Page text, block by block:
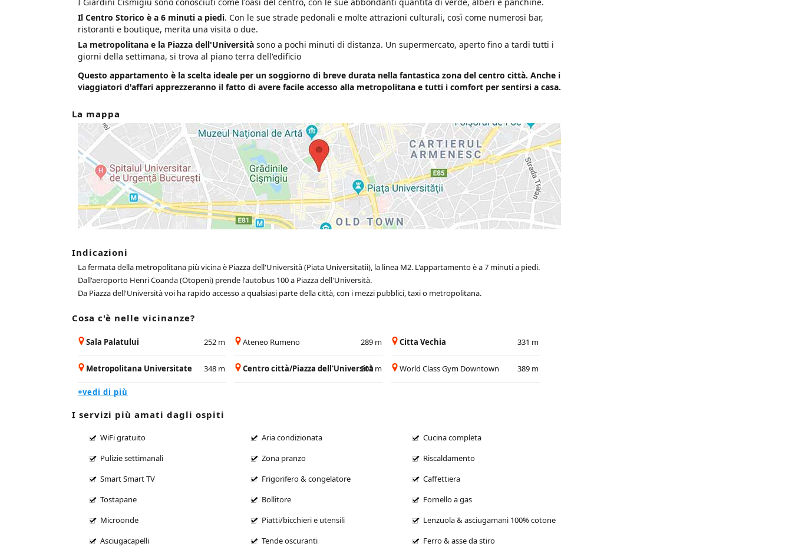
Il Centro Storico è a 6 minuti a piedi. Con le sue strade pedonali e molte attrazioni culturali, così come numerosi bar,
ristoranti e boutique, merita una visita o due.
La metropolitana e la Piazza dell'Università sono a pochi minuti di distanza. Un supermercato, aperto fino a tardi tutti i
giorni della settimana, si trova al piano terra dell'edificio
Questo appartamento è la scelta ideale per un soggiorno di breve durata nella fantastica zona del centro città. Anche i
viaggiatori d'affari apprezzeranno il fatto di avere facile accesso alla metropolitana e tutti i comfort per sentirsi a casa.
La mappa
Indicazioni
La fermata della metropolitana più vicina è Piazza dell'Università (Piata Universitatii), la linea M2. L'appartamento è a 7 minuti a piedi.
Dall'aeroporto Henri Coanda (Otopeni) prende l'autobus 100 a Piazza dell'Università.
Da Piazza dell'Università voi ha rapido accesso a qualsiasi parte della città, con i mezzi pubblici, taxi o metropolitana.
Cosa c'è nelle vicinanze?
Sala Palatului 252 m Ateneo Rumeno 289 m Citta Vechia 331 m
Metropolitana Universitate 348 m Centro città/Piazza dell'Università
302 m World Class Gym Downtown 389 m
+vedi di più
I servizi più amati dagli ospiti
WiFi gratuito Aria condizionata
Cucina completa
Pulizie settimanali
Zona pranzo
Riscaldamento
Smart Smart TV
Frigorifero & congelatore
Caffettiera
Tostapane
Bollitore
Fornello a gas
Microonde
Piatti/bicchieri e utensili
Lenzuola & asciugamani 100% cotone
Asciugacapelli
Tende oscuranti
Ferro & asse da stiro